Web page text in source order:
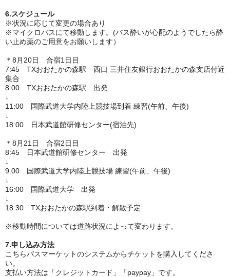
6.スケジュール
※状況に応じて変更の場合あり
※マイクロバスにて移動します。(バス酔いが心配のようでしたら酔
い止め薬のご用意をお願いします）
＊8月20日 合宿1日目
7:45 TXおおたかの森駅 西口 三井住友銀行おおたかの森支店付近
集合
8:00 TXおおたかの森駅 出発
↓
11:00 国際武道大学内陸上競技場到着 練習(午前、午後)
↓
18:00 日本武道館研修センター(宿泊先)
＊8月21日 合宿2日目
8:45 日本武道館研修センター 出発
↓
9:00 国際武道大学内陸上競技場 練習(午前、午後)
↓
16:00 国際武道大学 出発
↓
18:30 TXおおたかの森駅到着・解散予定
※移動時間については道路状況によって変わります。
7.申し込み方法
こちらパスマーケットのシステムからチケットを購入してくださ
い。
支払い方法は「クレジットカード」「paypay」です。